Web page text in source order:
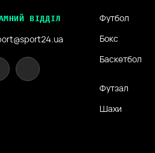
ВІДДІЛ Футбол
Бокс
Баскетбол
Футзал
Шахи